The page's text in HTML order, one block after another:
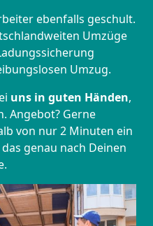
ebenfalls geschult.
Umzüge
Umzug.
uns in guten Händen,
Angebot? Gerne
von nur 2 Minuten ein
genau nach Deinen